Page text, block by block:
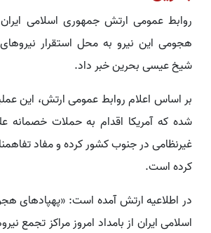
روابط عمومی ارتش جمهوری اسلامی
هجومی این نیرو به محل استقرار نیروهای
شیخ عیسی بحرین خبر داد.
بر اساس اعلام روابط عمومی ارتش، این
شده که آمریکا اقدام به حملات خصمانه
کرده است.
در اطلاعیه ارتش آمده است: «پهپادهای
اسلامی ایران از بامداد امروز مراکز تجمع